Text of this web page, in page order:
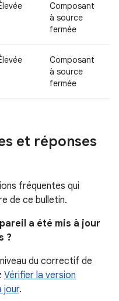
Composant
à source
fermée
Composant
à source
fermée
et réponses
fréquentes qui
de ce bulletin.
a été mis à jour
?
du correctif de
Vérifier la version
jour.